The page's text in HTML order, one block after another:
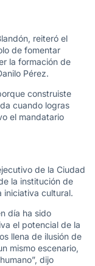
reiteró el
de fomentar
la formación de
Pérez.
construiste
cuando logras
el mandatario
de la Ciudad
la institución de
iniciativa cultural.
día ha sido
el potencial de la
llena de ilusión de
mismo escenario,
dijo